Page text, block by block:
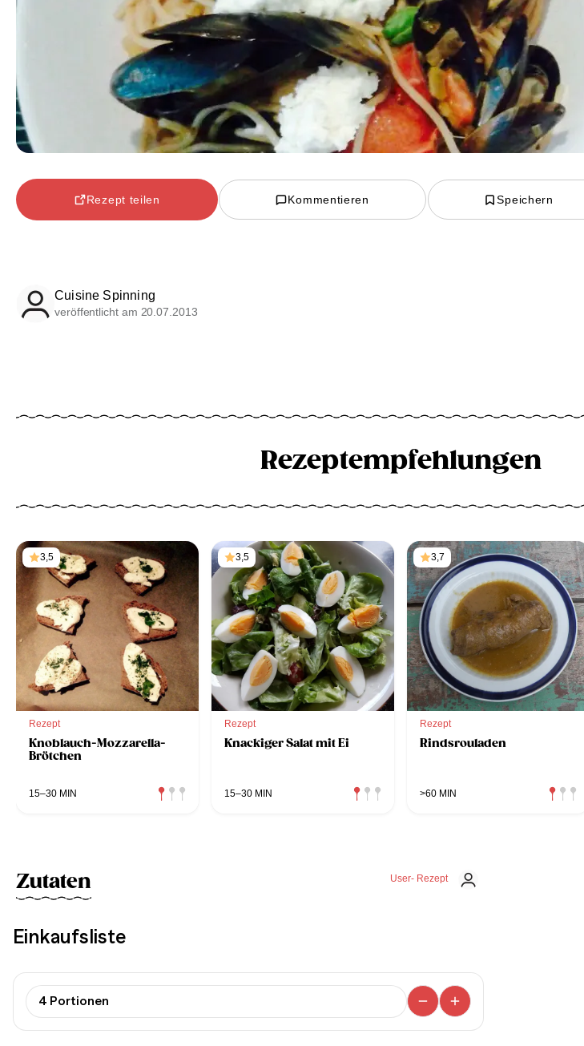
Rezept teilen Kommentieren Speichern
Cuisine Spinning
veröffentlicht am 20.07.2013
Rezeptempfehlungen
3,5
Rezept
Knoblauch-Mozzarella-
Brötchen
15–30 MIN
3,5
Rezept
Knackiger Salat mit Ei
15–30 MIN
3,7
Rezept
Rindsrouladen
>60 MIN
User- Rezept
Zutaten